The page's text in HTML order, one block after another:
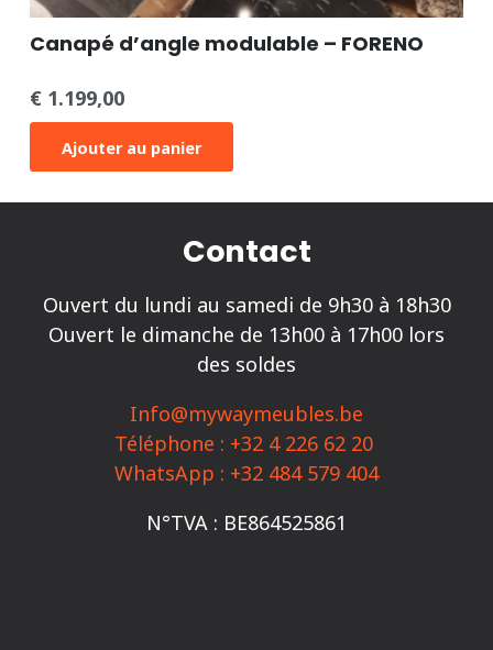
Canapé d’angle modulable – FORENO
€ 1.199,00
Ajouter au panier
Contact
Ouvert du lundi au samedi de 9h30 à 18h30
Ouvert le dimanche de 13h00 à 17h00 lors
des soldes
Info@mywaymeubles.be
Téléphone : +32 4 226 62 20
WhatsApp : +32 484 579 404
N°TVA : BE864525861